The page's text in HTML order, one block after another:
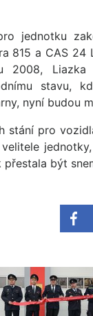
jednotku
815 a CAS
2008, Liazka
stavu,
nyní budou
stání pro
přestala být